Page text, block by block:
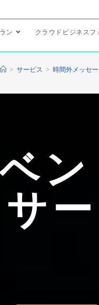
ン クラウドビジネスフ
> サービス > 時間外メッセ
ン